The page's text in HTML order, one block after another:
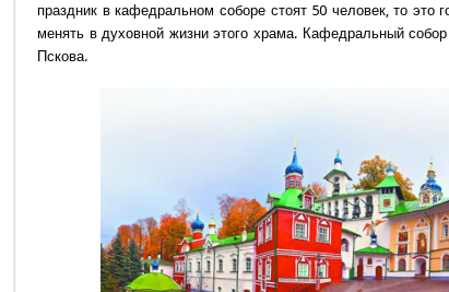
праздник в кафедральном соборе стоят 50 человек, то это
менять в духовной жизни этого храма. Кафедральный
Пскова.